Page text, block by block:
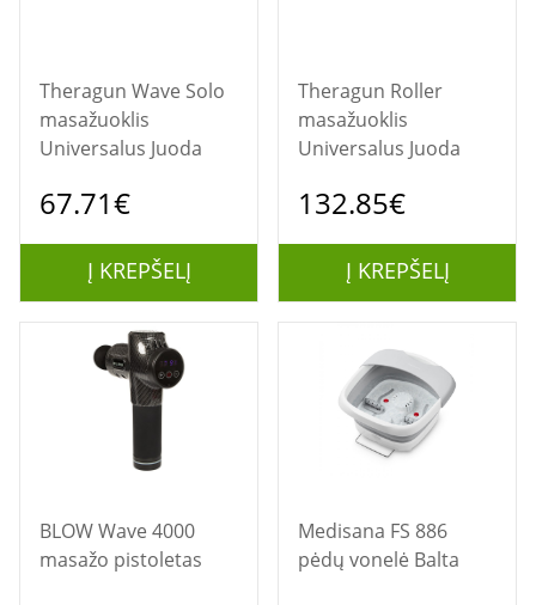
Theragun Wave Solo
masažuoklis
Universalus Juoda
67.71€
Į KREPŠELĮ
Theragun Roller
masažuoklis
Universalus Juoda
132.85€
Į KREPŠELĮ
BLOW Wave 4000
masažo pistoletas
Medisana FS 886
pėdų vonelė Balta